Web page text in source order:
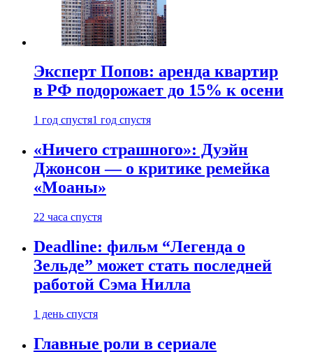
Эксперт Попов: аренда квартир
в РФ подорожает до 15% к осени
1 год спустя1 год спустя
«Ничего страшного»: Дуэйн
Джонсон — о критике ремейка
«Моаны»
22 часа спустя
Deadline: фильм “Легенда о
Зельде” может стать последней
работой Сэма Нилла
1 день спустя
Главные роли в сериале